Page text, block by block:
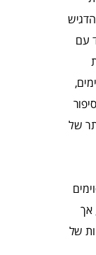
עם
של
אך
של